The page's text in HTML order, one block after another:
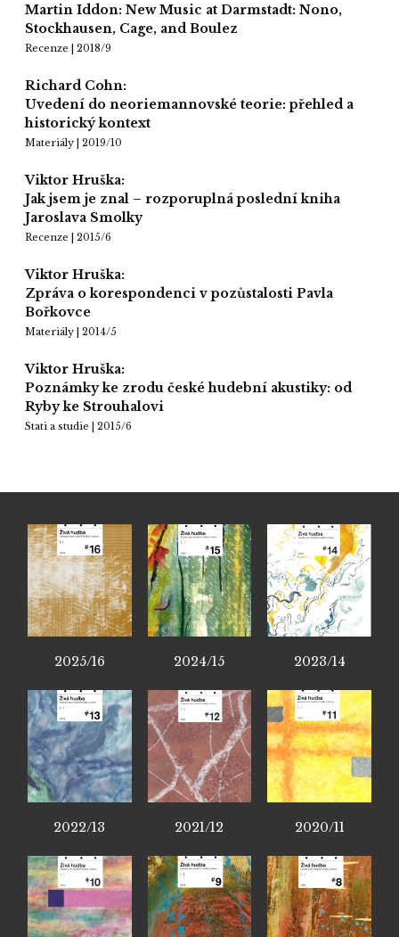
Martin Iddon: New Music at Darmstadt: Nono,
Stockhausen, Cage, and Boulez
Recenze | 2018/9
Richard Cohn:
Uvedení do neoriemannovské teorie: přehled a
historický kontext
Materiály | 2019/10
Viktor Hruška:
Jak jsem je znal – rozporuplná poslední kniha
Jaroslava Smolky
Recenze | 2015/6
Viktor Hruška:
Zpráva o korespondenci v pozůstalosti Pavla
Bořkovce
Materiály | 2014/5
Viktor Hruška:
Poznámky ke zrodu české hudební akustiky: od
Ryby ke Strouhalovi
Stati a studie | 2015/6
2025/16 2024/15 2023/14
2022/13 2021/12 2020/11